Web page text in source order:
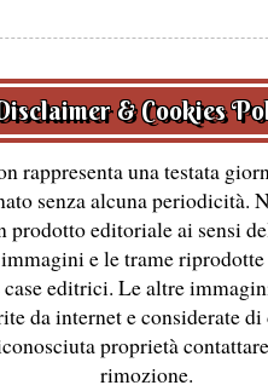
& Cookies
rappresenta una testata
senza alcuna periodicità.
prodotto editoriale ai sensi
e le trame
editrici. Le altre
da internet e considerate
proprietà
rimozione.